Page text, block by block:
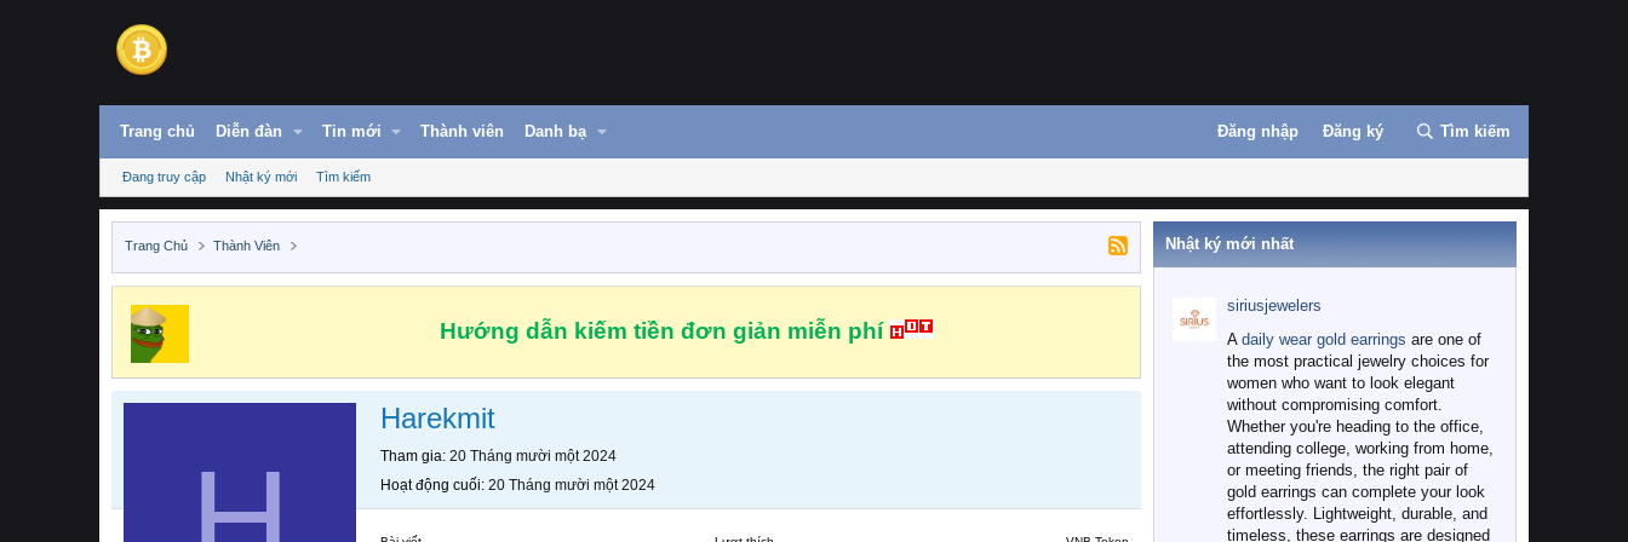
Trang chủ Diễn đàn Tin mới Thành viên Danh bạ Đăng nhập Đăng ký Tìm kiếm
Đang truy cập Nhật ký mới Tìm kiếm
Trang Chủ Thành Viên
Hướng dẫn kiếm tiền đơn giản miễn phí
Harekmit
Tham gia 20 Tháng mười một 2024
Hoạt động cuối 20 Tháng mười một 2024
Nhật ký mới nhất
siriusjewelers
A daily wear gold earrings are one of
the most practical jewelry choices for
women who want to look elegant
without compromising comfort.
Whether you're heading to the office,
attending college, working from home,
or meeting friends, the right pair of
gold earrings can complete your look
effortlessly. Lightweight, durable, and
timeless, these earrings are designed